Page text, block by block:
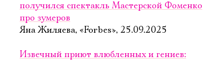
получился спектакль Мастерской Фоменко
про зумеров
Яна Жиляева, «Forbes», 25.09.2025
Извечный приют влюбленных и гениев: